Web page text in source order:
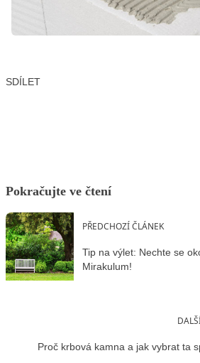
SDÍLET
Pokračujte ve čtení
PŘEDCHOZÍ ČLÁNEK
Tip na výlet: Nechte se
Mirakulum!
Proč krbová kamna a jak vybrat ta